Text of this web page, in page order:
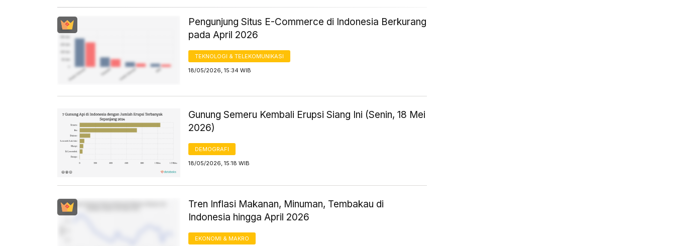
Pengunjung Situs E-Commerce di Indonesia Berkurang
pada April 2026
TEKNOLOGI & TELEKOMUNIKASI
18/05/2026, 15:34 WIB
Gunung Semeru Kembali Erupsi Siang Ini (Senin, 18 Mei
2026)
DEMOGRAFI
18/05/2026, 15:18 WIB
Tren Inflasi Makanan, Minuman, Tembakau di
Indonesia hingga April 2026
EKONOMI & MAKRO